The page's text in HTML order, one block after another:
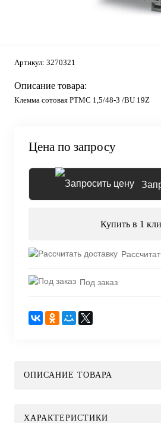
Артикул: 3270321
Описание товара:
Клемма сотовая PTMC 1,5/48-3 /BU 19Z
Цена по запросу
Купить в 1
Под заказ
ОПИСАНИЕ ТОВАРА
ХАРАКТЕРИСТИКИ